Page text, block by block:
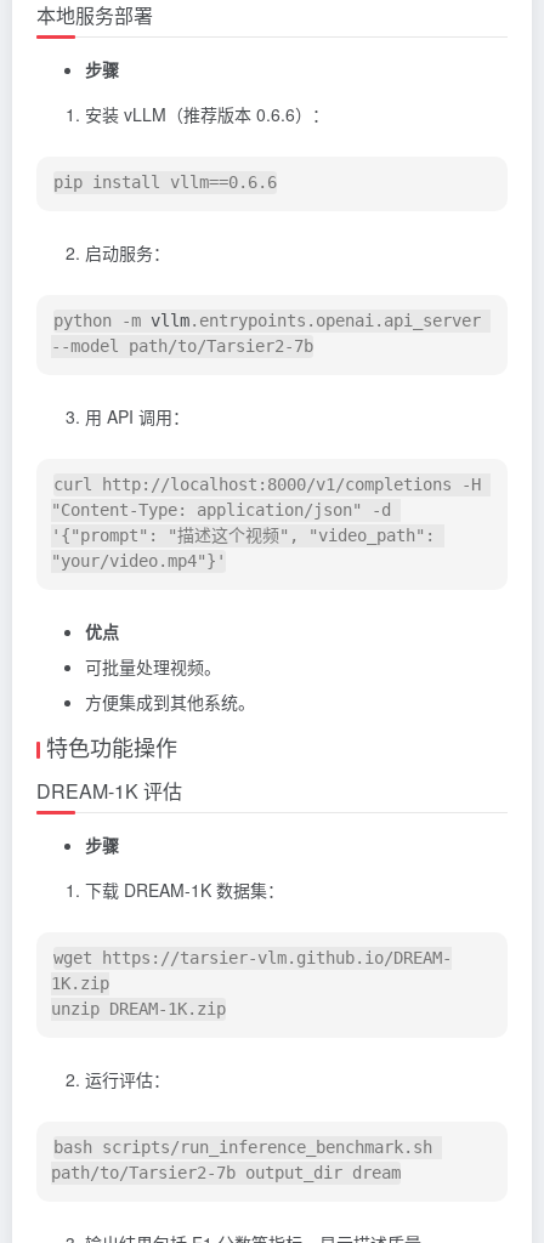
本地服务部署
步骤
安装 vLLM（推荐版本 0.6.6）：
启动服务：
python -m vllm.entrypoints.openai.api_server
用 API 调用：
curl http://localhost:8000/v1/completions -H
"Content-Type: application/json" -d
'{"prompt": "描述这个视频", "video_path":
优点
可批量处理视频。
方便集成到其他系统。
特色功能操作
DREAM-1K 评估
步骤
下载 DREAM-1K 数据集：
wget https://tarsier-vlm.github.io/DREAM-
1K.zip
运行评估：
bash scripts/run_inference_benchmark.sh